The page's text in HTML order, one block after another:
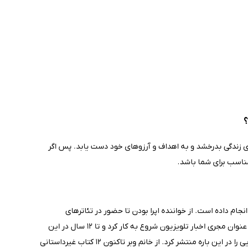
بدرخشد و به اهداف و آرزوهای خود دست یابد. پس اگر
برای شما باشد.
داده است. از خواننده اپرا بودن تا حضور در تئاترهای
موزیکال. با این حال کریستین وبر (Christine Webber) از سال 1978 به عنوان مجری اخبار تلویزیون شروع به کار کرد و تا 12 سال در این
حرفه باقی ماند. سرانجام به عنوان روان‌درمانگر آموزش دید و نوشته‌هایی را در این باره منتشر کرد. از خانم وبر تاکنون 12 کتاب غیرداستانی